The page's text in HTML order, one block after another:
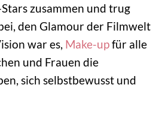
zusammen und trug
den Glamour der Filmwelt
war es, Make-upfür alle
und Frauen die
sich selbstbewusst und